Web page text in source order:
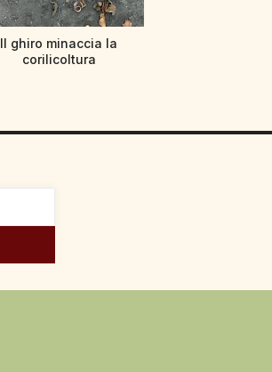
Il ghiro minaccia la
corilicoltura